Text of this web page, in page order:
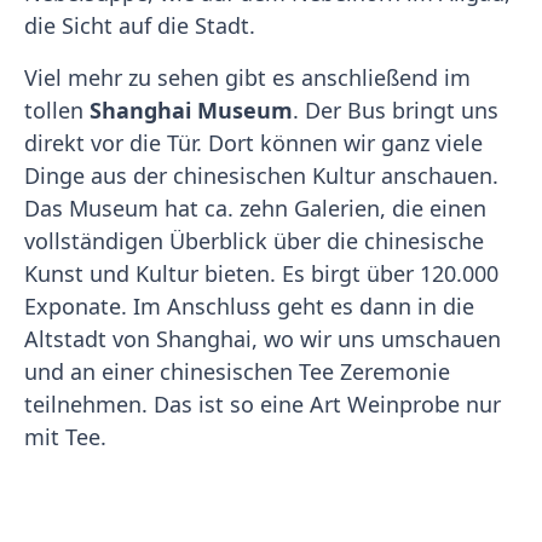
die Sicht auf die Stadt.
Viel mehr zu sehen gibt es anschließend im
tollen Shanghai Museum. Der Bus bringt uns
direkt vor die Tür. Dort können wir ganz viele
Dinge aus der chinesischen Kultur anschauen.
Das Museum hat ca. zehn Galerien, die einen
vollständigen Überblick über die chinesische
Kunst und Kultur bieten. Es birgt über 120.000
Exponate. Im Anschluss geht es dann in die
Altstadt von Shanghai, wo wir uns umschauen
und an einer chinesischen Tee Zeremonie
teilnehmen. Das ist so eine Art Weinprobe nur
mit Tee.